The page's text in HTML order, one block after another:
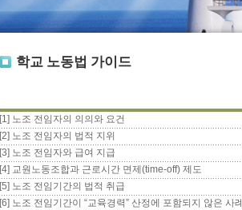
학교 노동법 가이드
[1] 노조 전임자의 의의와 요건
[2] 노조 전임자의 법적 지위
[3] 노조 전임자와 급여 지급
[4] 교원노동조합과 근로시간 면제(time-off) 제도
[5] 노조 전임기간의 법적 취급
[6] 노조 전임기간이 “교육경력” 산정에 포함되지 않은 사례